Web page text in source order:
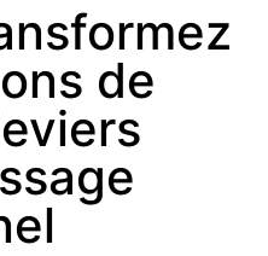
de